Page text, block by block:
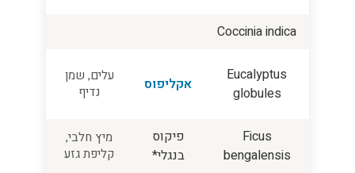
Coccinia indica
Eucalyptus
globules
אקליפוס
עלים, שמן
נדיף
Ficus
bengalensis
פיקוס
בנגלי*
מיץ חלבי,
קליפת גזע